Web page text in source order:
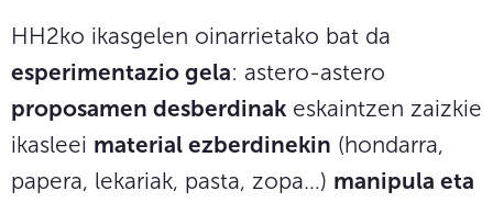
HH2ko ikasgelen oinarrietako bat da
esperimentazio gela: astero-astero
proposamen desberdinak eskaintzen zaizkie
ikasleei material ezberdinekin (hondarra,
papera, lekariak, pasta, zopa…) manipula eta